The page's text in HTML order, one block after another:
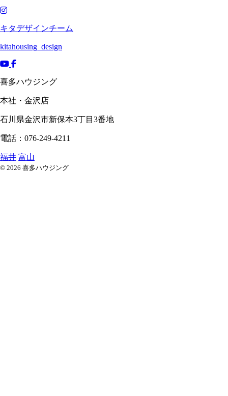
キタデザインチーム
kitahousing_design
喜多ハウジング
本社・金沢店
石川県金沢市新保本3丁目3番地
電話：076-249-4211
福井 富山
© 2026 喜多ハウジング